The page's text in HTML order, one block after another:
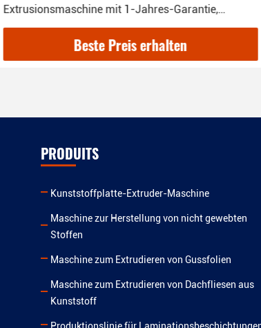
Extrusionsmaschine mit 1-Jahres-Garantie,
Holzgehäuse, T/T Zahlungsfrist
Beste Preis erhalten
PRODUITS
Kunststoffplatte-Extruder-Maschine
Maschine zur Herstellung von nicht gewebten
Stoffen
Maschine zum Extrudieren von Gussfolien
Maschine zum Extrudieren von Dachfliesen aus
Kunststoff